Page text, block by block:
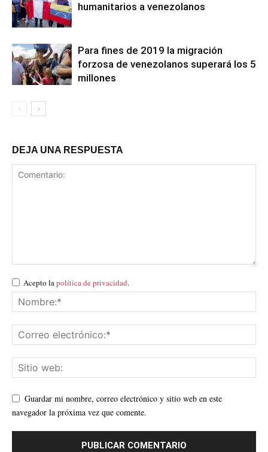
humanitarios a venezolanos
Para fines de 2019 la migración
forzosa de venezolanos superará los 5
millones
DEJA UNA RESPUESTA
Acepto lapolítica de privacidad.
Guardar mi nombre, correo electrónico y sitio web en este
navegador la próxima vez que comente.